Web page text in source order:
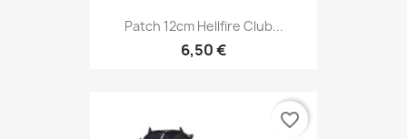
Patch 12cm Hellfire Club...
6,50 €
favorite_border